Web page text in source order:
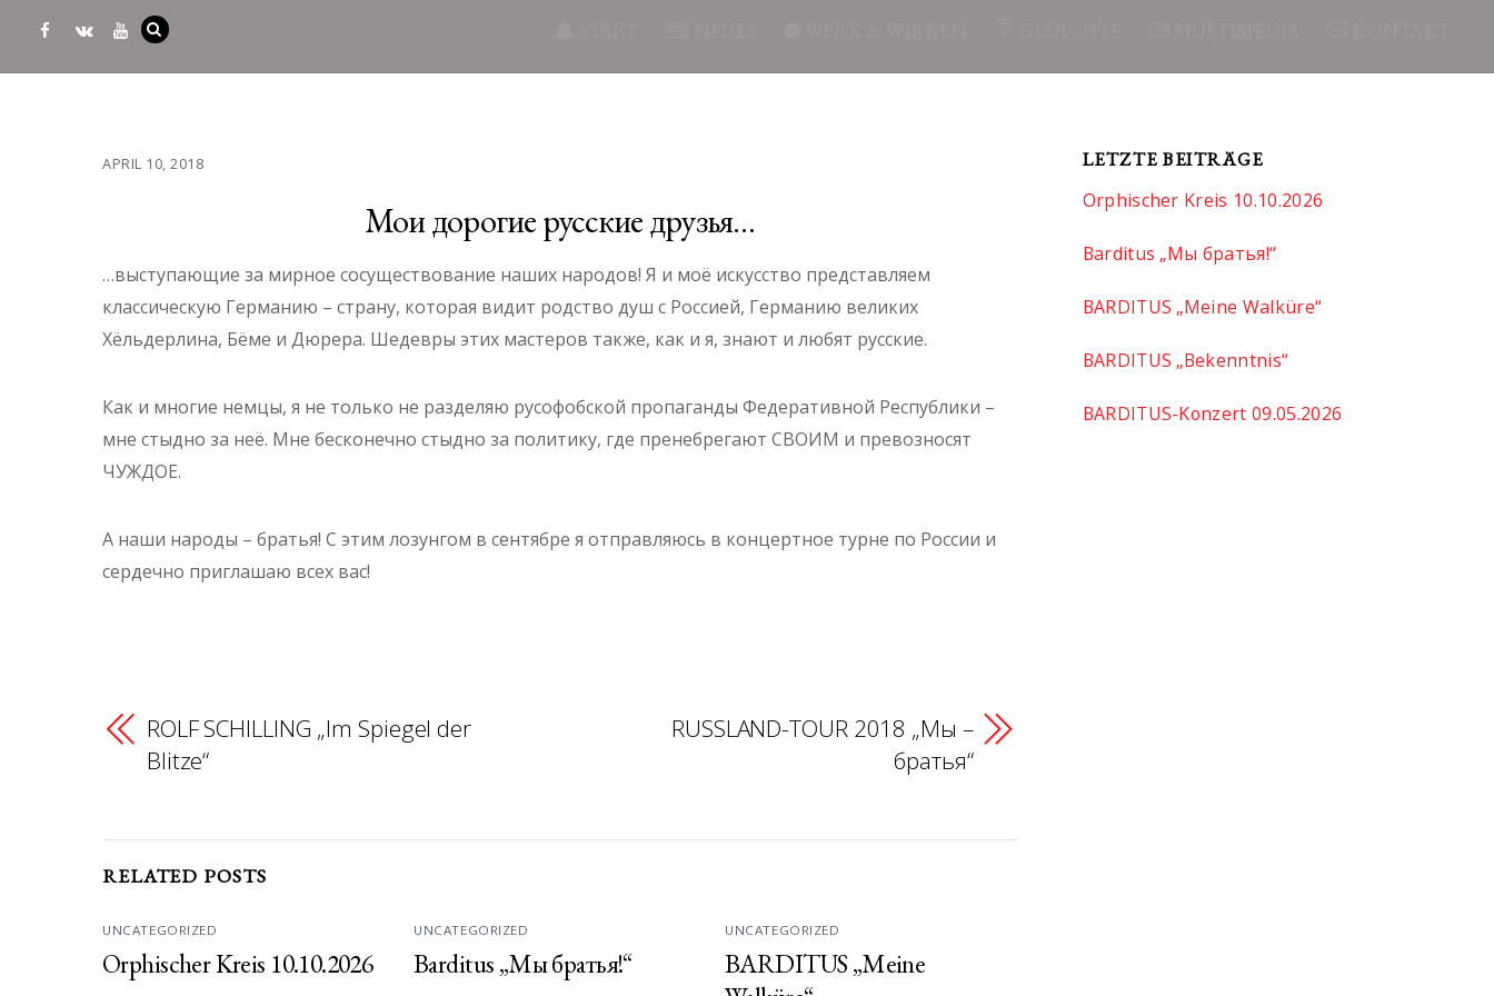
APRIL 10, 2018
Мои дорогие русские друзья…
…выступающие за мирное сосуществование наших народов! Я и моё искусство представляем
классическую Германию – страну, которая видит родство душ с Россией, Германию великих
Хёльдерлина, Бёме и Дюрера. Шедевры этих мастеров также, как и я, знают и любят русские.
Как и многие немцы, я не только не разделяю русофобской пропаганды Федеративной Республики –
мне стыдно за неё. Мне бесконечно стыдно за политику, где пренебрегают СВОИМ и превозносят
ЧУЖДОЕ.
А наши народы – братья! С этим лозунгом в сентябре я отправляюсь в концертное турне по России и
сердечно приглашаю всех вас!
ROLF SCHILLING „Im Spiegel der
Blitze“
RUSSLAND-TOUR 2018 „Мы –
братья“
RELATED POSTS
UNCATEGORIZED
Orphischer Kreis 10.10.2026
UNCATEGORIZED
Barditus „Мы братья!“
UNCATEGORIZED
BARDITUS „Meine
LETZTE BEITRÄGE
Orphischer Kreis 10.10.2026
Barditus „Мы братья!“
BARDITUS „Meine Walküre“
BARDITUS „Bekenntnis“
BARDITUS-Konzert 09.05.2026